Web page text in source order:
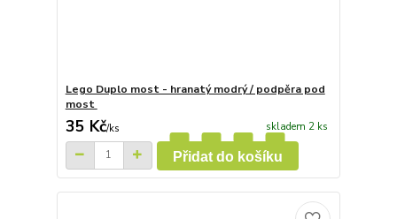
Lego Duplo most - hranatý modrý / podpěra pod
most
35 Kč/ks skladem 2 ks
Přidat do košíku